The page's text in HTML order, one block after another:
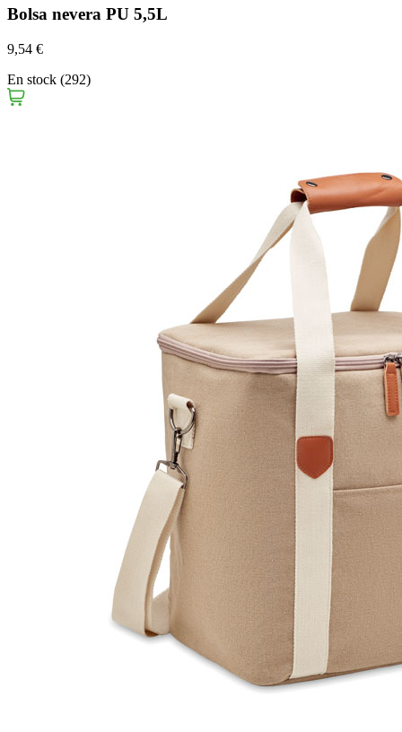
Bolsa nevera PU 5,5L
9,54 €
En stock (292)